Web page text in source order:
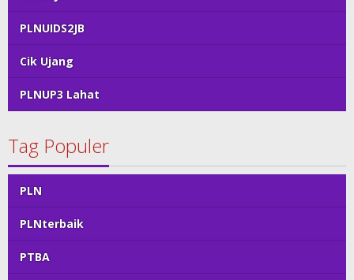
PLNUIDS2JB
Cik Ujang
PLNUP3 Lahat
Tag Populer
PLN
PLNterbaik
PTBA